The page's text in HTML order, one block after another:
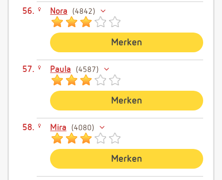
Nora 4842
Merken
Paula 4587
Merken
Mira 4080
Merken